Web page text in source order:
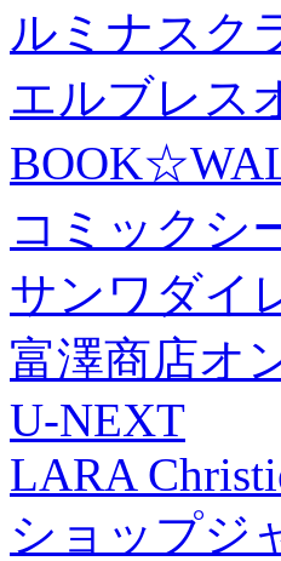
ルミナスク
エルブレス
コミックシ
サンワダイ
富澤商店オ
U-NEXT
LARA
ショップジ